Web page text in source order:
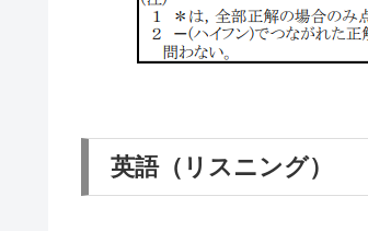
英語（リスニング）